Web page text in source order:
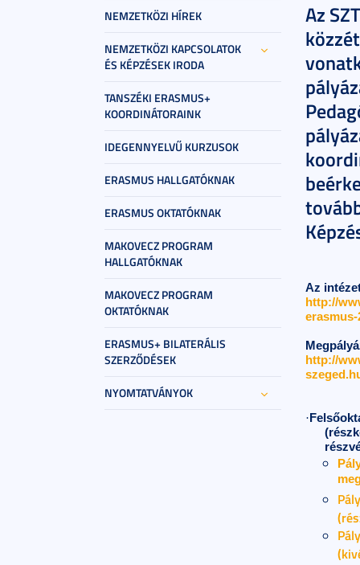
NEMZETKÖZI HÍREK
NEMZETKÖZI KAPCSOLATOK
ÉS KÉPZÉSEK IRODA
TANSZÉKI ERASMUS+
KOORDINÁTORAINK
IDEGENNYELVŰ KURZUSOK
ERASMUS HALLGATÓKNAK
ERASMUS OKTATÓKNAK
MAKOVECZ PROGRAM
HALLGATÓKNAK
MAKOVECZ PROGRAM
OKTATÓKNAK
ERASMUS+ BILATERÁLIS
SZERZŐDÉSEK
NYOMTATVÁNYOK
Az
Az
http://
http://
·